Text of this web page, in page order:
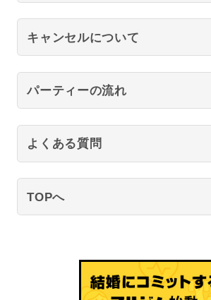
キャンセルについて
パーティーの流れ
よくある質問
TOPへ